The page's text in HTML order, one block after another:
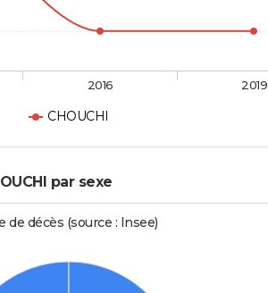
CHOUCHI
2016 2019
par sexe
décès (source : Insee)